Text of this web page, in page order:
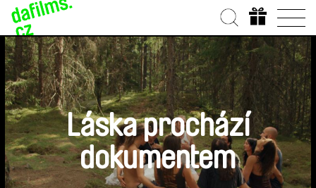
Láska prochází
dokumentem